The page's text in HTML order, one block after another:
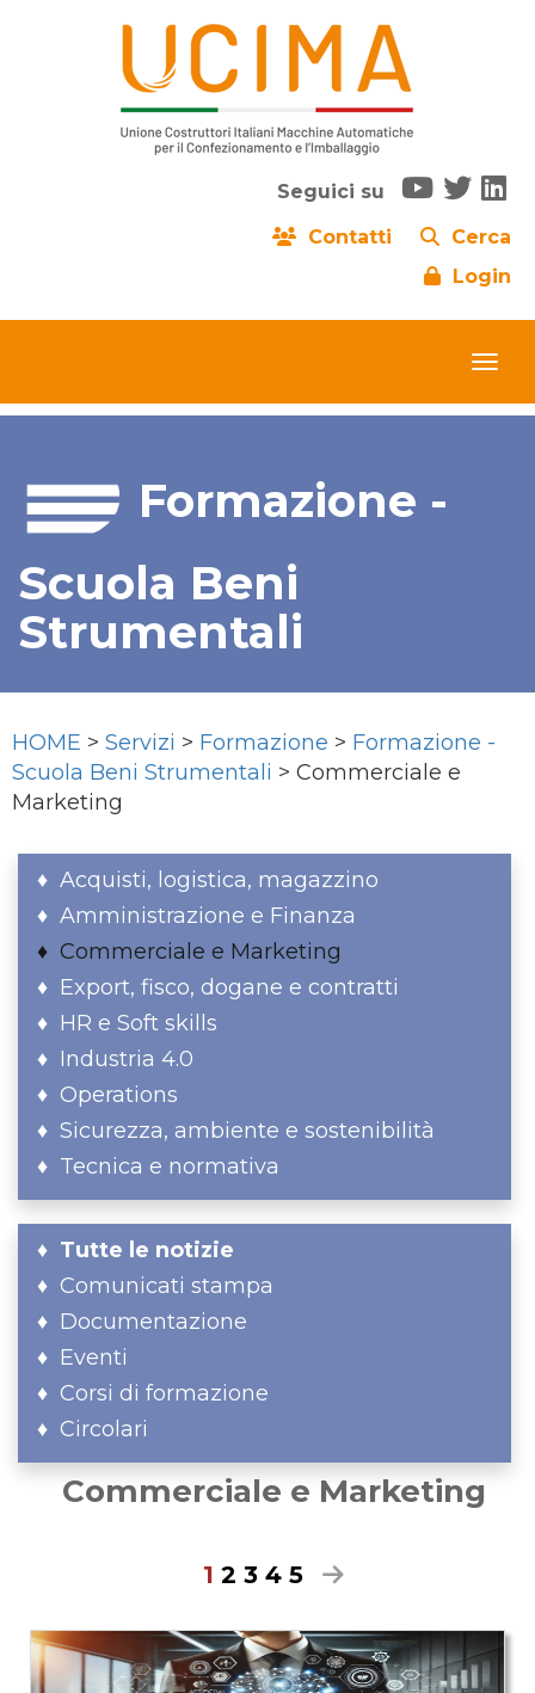
Seguici su
Contatti
Cerca
Login
Formazione -
Scuola Beni
Strumentali
HOME > Servizi > Formazione > Formazione -
Scuola Beni Strumentali > Commerciale e
Marketing
Acquisti, logistica, magazzino
Amministrazione e Finanza
Commerciale e Marketing
Export, fisco, dogane e contratti
HR e Soft skills
Industria 4.0
Operations
Sicurezza, ambiente e sostenibilità
Tecnica e normativa
Tutte le notizie
Comunicati stampa
Documentazione
Eventi
Corsi di formazione
Circolari
Commerciale e Marketing
1 2 3 4 5